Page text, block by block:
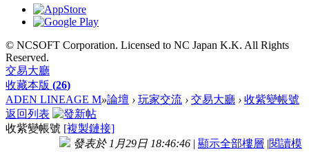
© NCSOFT Corporation. Licensed to NC Japan K.K. All Rights
Reserved.
交易大廳
收藏本版 (26)
ADEN LINEAGE M»論壇 › 玩家交流 › 交易大廳 › 收紫變帳號
返回列表
收紫變帳號 [複製鏈接]
發表於 1月29日 18:46:46 | 顯示全部樓層 |閱讀模